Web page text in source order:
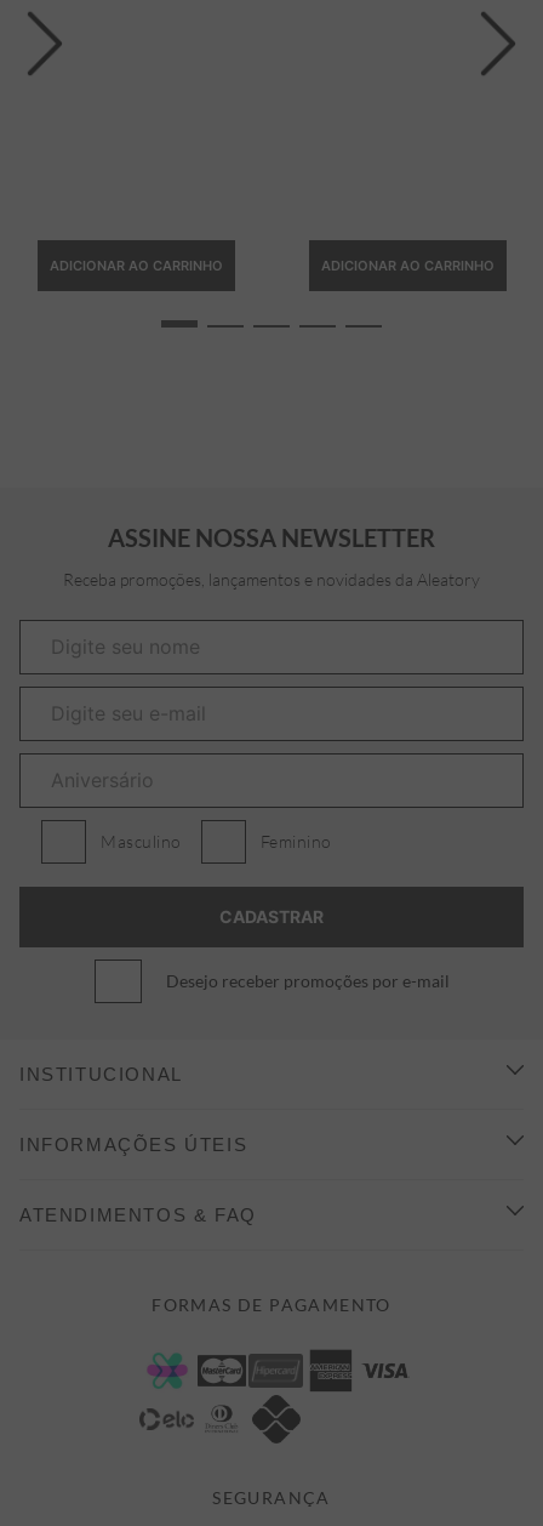
ADICIONAR AO CARRINHO ADICIONAR AO CARRINHO
ASSINE NOSSA NEWSLETTER
Receba promoções, lançamentos e novidades da Aleatory
Masculino Feminino
Desejo receber promoções por e-mail
INSTITUCIONAL
CONHEÇA A ALEATORY
INFORMAÇÕES ÚTEIS
FORMAS DE PAGAMENTO
POLÍTICA DE PRIVACIDADE
ATENDIMENTOS & FAQ
ATENDIMENTO@ALEATORYSTORE.COM.BR
FORMAS DE PAGAMENTO
SEGURANÇA